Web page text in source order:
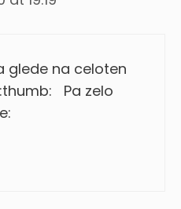
glede na celoten
Pa zelo